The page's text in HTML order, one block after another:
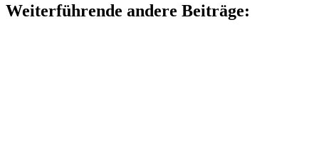
Weiterführende andere Beiträge: